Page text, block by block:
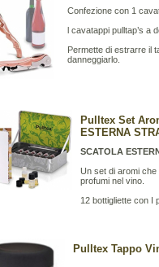
Confezione con 1
l cavatappi pulltap’s a
Permette di estrarre il
danneggiarlo.
Pulltex Set
ESTERNA
SCATOLA
Un set di aromi che
profumi nel vino.
12 bottigliette con I
Pulltex Tappo